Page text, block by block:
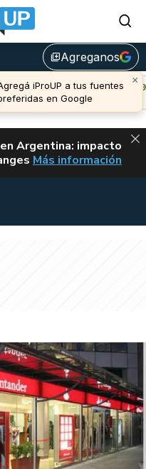
library_addAgreganos
Avalanche
(2,29%)
u$s 6,52
Argentina: impacto
CLARITY ACT EN
Más información